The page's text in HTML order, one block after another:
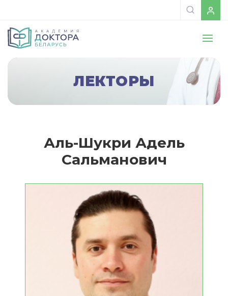
ЛЕКТОРЫ
Аль-Шукри Адель
Сальманович